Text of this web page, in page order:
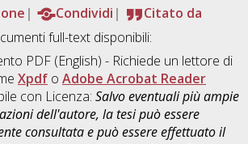
Condividi
Citato da
full-text disponibili:
PDF(English) - Richiede un lettore di
Xpdfo Adobe Acrobat Reader
con Licenza: Salvo eventuali più ampie
dell'autore, la tesi può essere
consultata e può essere effettuato il